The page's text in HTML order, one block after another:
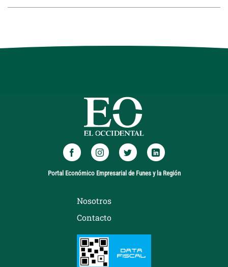
Portal Económico Empresarial de Funes y la Región
Nosotros
Contacto